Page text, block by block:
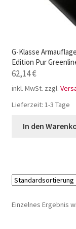
G-Klasse
Edition Pur
62,14€
inkl. MwSt. zzgl.
Lieferzeit: 1-3 Tage
In den
Einzelnes Ergebnis